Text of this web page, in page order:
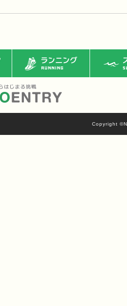
ランニング ス
Copyright